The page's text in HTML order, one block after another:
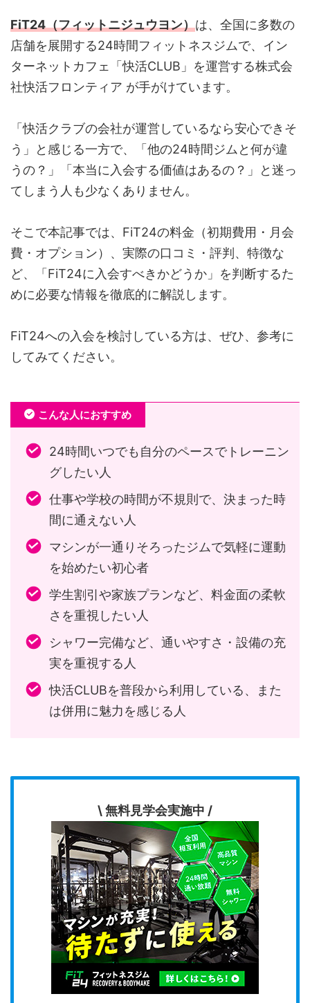
FiT24（フィットニジュウヨン）は、全国に多数の
店舗を展開する24時間フィットネスジムで、イン
ターネットカフェ「快活CLUB」を運営する株式会
社快活フロンティア が手がけています。
「快活クラブの会社が運営しているなら安心できそ
う」と感じる一方で、「他の24時間ジムと何が違
うの？」「本当に入会する価値はあるの？」と迷っ
てしまう人も少なくありません。
そこで本記事では、FiT24の料金（初期費用・月会
費・オプション）、実際の口コミ・評判、特徴な
ど、「FiT24に入会すべきかどうか」を判断するた
めに必要な情報を徹底的に解説します。
FiT24への入会を検討している方は、ぜひ、参考に
してみてください。
こんな人におすすめ
24時間いつでも自分のペースでトレーニン
グしたい人
仕事や学校の時間が不規則で、決まった時
間に通えない人
マシンが一通りそろったジムで気軽に運動
を始めたい初心者
学生割引や家族プランなど、料金面の柔軟
さを重視したい人
シャワー完備など、通いやすさ・設備の充
実を重視する人
快活CLUBを普段から利用している、また
は併用に魅力を感じる人
\ 無料見学会実施中 /